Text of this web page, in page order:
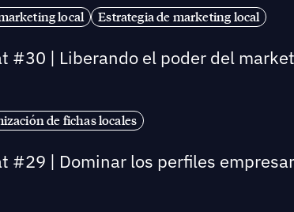
local Estrategia de marketing local
#30 | Liberando el poder del
de fichas locales
#29 | Dominar los perfiles